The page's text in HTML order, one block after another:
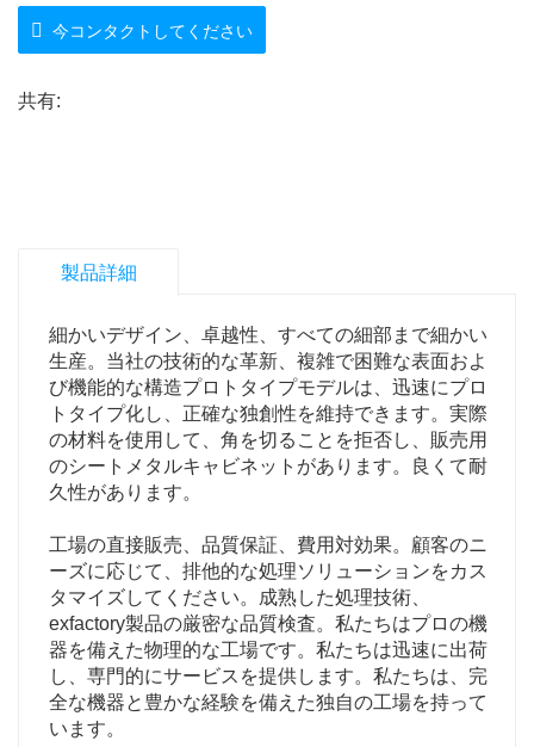
今コンタクトしてください
共有:
製品詳細
細かいデザイン、卓越性、すべての細部まで細かい
生産。当社の技術的な革新、複雑で困難な表面およ
び機能的な構造プロトタイプモデルは、迅速にプロ
トタイプ化し、正確な独創性を維持できます。実際
の材料を使用して、角を切ることを拒否し、販売用
のシートメタルキャビネットがあります。良くて耐
久性があります。
工場の直接販売、品質保証、費用対効果。顧客のニ
ーズに応じて、排他的な処理ソリューションをカス
タマイズしてください。成熟した処理技術、
exfactory製品の厳密な品質検査。私たちはプロの機
器を備えた物理的な工場です。私たちは迅速に出荷
し、専門的にサービスを提供します。私たちは、完
全な機器と豊かな経験を備えた独自の工場を持って
います。